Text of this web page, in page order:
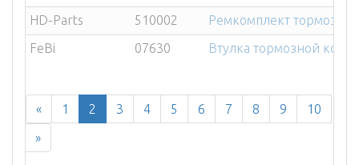
HD-Parts
510002
Ремкомплект
FeBi
07630 Втулка тормозной
« 1 2 3 4 5 6 7 8 9
10
»